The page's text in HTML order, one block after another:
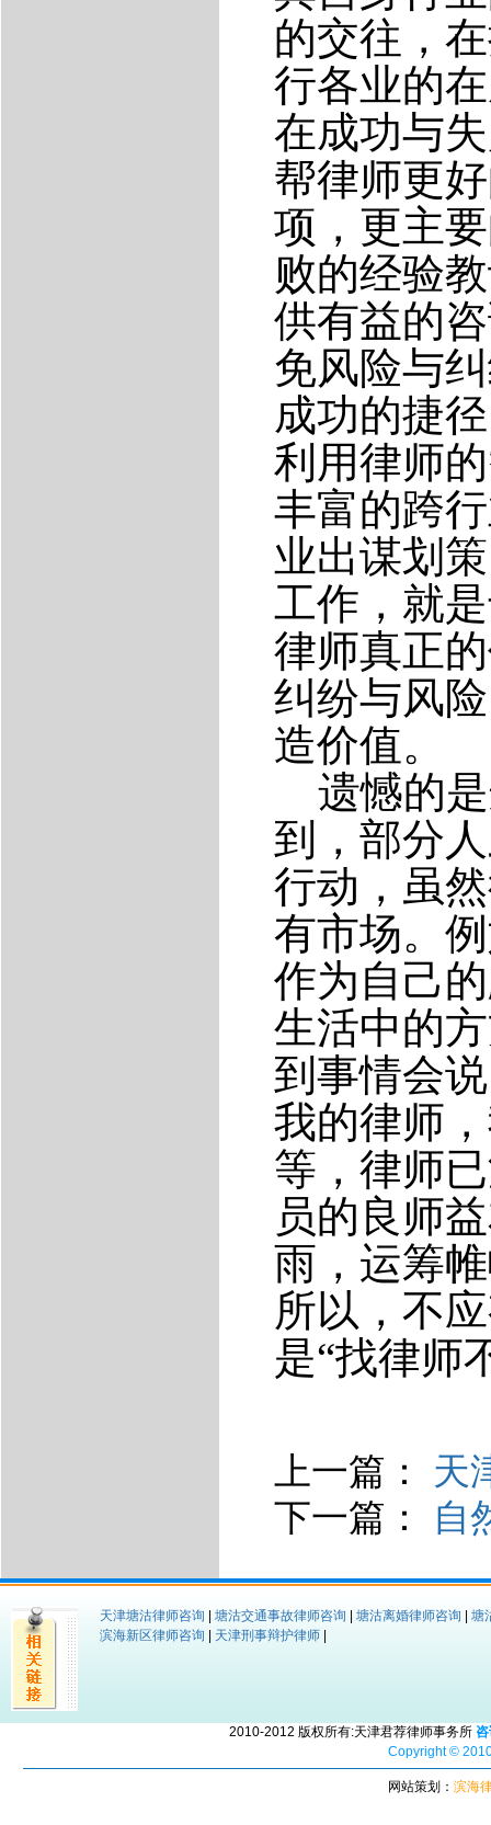
的交往，
行各业的
在成功与
帮律师更
项，更主
败的经验
供有益的
免风险与
成功的捷
利用律师
丰富的跨
业出谋划
工作，就
律师真正
纠纷与风
造价值。
遗憾的是
到，部分
行动，虽
有市场。
作为自己
生活中的
到事情会
我的律师
等，律师
员的良师
雨，运筹
所以，不
是“找律师
上一篇： 天
下一篇：
自
天津塘沽律师咨询 塘沽交通事故律师咨询 塘沽离婚律师咨询
塘
滨海新区律师咨询
天津刑事辩护律师
2010-2012 版权所有:天津君荐律师事务所
Copyright ©
网站策划： 滨海